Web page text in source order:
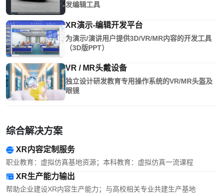
发编辑工具
XR演示-编辑开发平台
为演示/演讲用户提供3D/VR/MR内容的开发工具
（3D版PPT）
VR / MR头戴设备
独立设计研发教育专用操作系统的VR/MR头盔及
眼镜
综合解决方案
XR内容定制服务
职业教育：虚拟仿真基地资源；本科教育：虚拟仿真一流课程
XR生产能力输出
帮助企业建设XR内容生产能力；与高校相关专业共建生产基地